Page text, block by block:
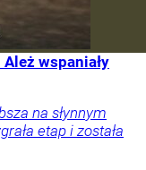
wspaniały
na słynnym
etap i została